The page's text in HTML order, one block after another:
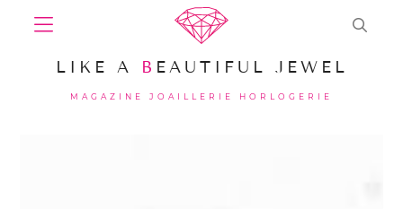
LIKE A B EAUTIFUL JEWEL
MAGAZINE JOAILLERIE HORLOGERIE